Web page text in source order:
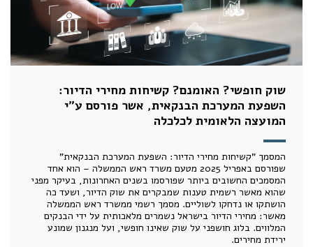
שוק חופשי? האומנם? קשיחות מחירי הדיור:
השפעת המערכת הבנקאית, אשר פורסם ע"י
המועצה הלאומית לכלכלה
המסמך "קשיחות מחירי הדיור: השפעת המערכת הבנקאית"
שפורסם באפריל 2025 מטעם משרד ראש הממשלה – הוא אחד
המסמכים החשובים ביותר שפורסמו בשנים האחרונות, בעיקר מפני
שהוא מאשר רשמית טענות שמבקרים את שוק הדיור, ושעד כה
הושתקו או נדחקו לשוליים. מסמך רשמי ממשרד ראש הממשלה
מאשר: מחירי הדיור בישראל נשמרים מלאכותית על ידי הבנקים
המלווים. בלוג חושפני על שוק שאינו חופשי, ועל מנגנון שמונע
ירידת מחירים.